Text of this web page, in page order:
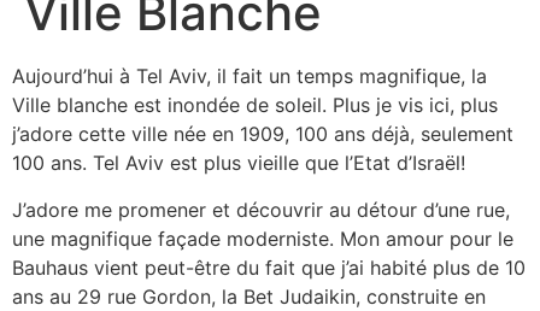
Ville Blanche
Aujourd’hui à Tel Aviv, il fait un temps magnifique, la
Ville blanche est inondée de soleil. Plus je vis ici, plus
j’adore cette ville née en 1909, 100 ans déjà, seulement
100 ans. Tel Aviv est plus vieille que l’Etat d’Israël!
J’adore me promener et découvrir au détour d’une rue,
une magnifique façade moderniste. Mon amour pour le
Bauhaus vient peut-être du fait que j’ai habité plus de 10
ans au 29 rue Gordon, la Bet Judaikin, construite en